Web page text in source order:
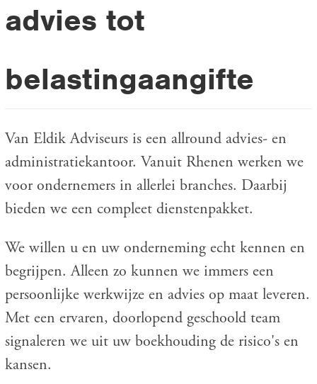
advies tot
belastingaangifte
Van Eldik Adviseurs is een allround advies- en
administratiekantoor. Vanuit Rhenen werken we
voor ondernemers in allerlei branches. Daarbij
bieden we een compleet dienstenpakket.
We willen u en uw onderneming echt kennen en
begrijpen. Alleen zo kunnen we immers een
persoonlijke werkwijze en advies op maat leveren.
Met een ervaren, doorlopend geschoold team
signaleren we uit uw boekhouding de risico's en
kansen.